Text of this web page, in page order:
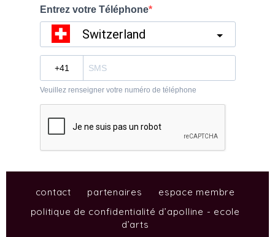
contact partenaires
espace membre
politique de confidentialité d’apolline - ecole
d’arts